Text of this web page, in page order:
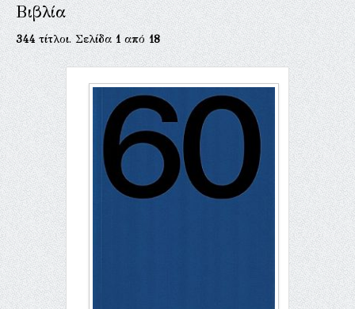
Βιβλία
344τίτλοι. Σελίδα1από18